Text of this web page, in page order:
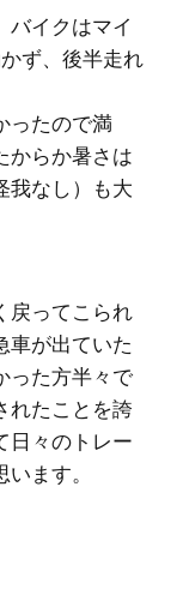
バイクはマイ
ず、後半走れ
ったので満
からか暑さは
我なし）も大
戻ってこられ
車が出ていた
った方半々で
れたことを誇
日々のトレー
ます。